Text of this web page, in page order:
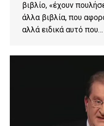
βιβλίο, «έχουν
άλλα βιβλία, που
αλλά ειδικά αυτό που…